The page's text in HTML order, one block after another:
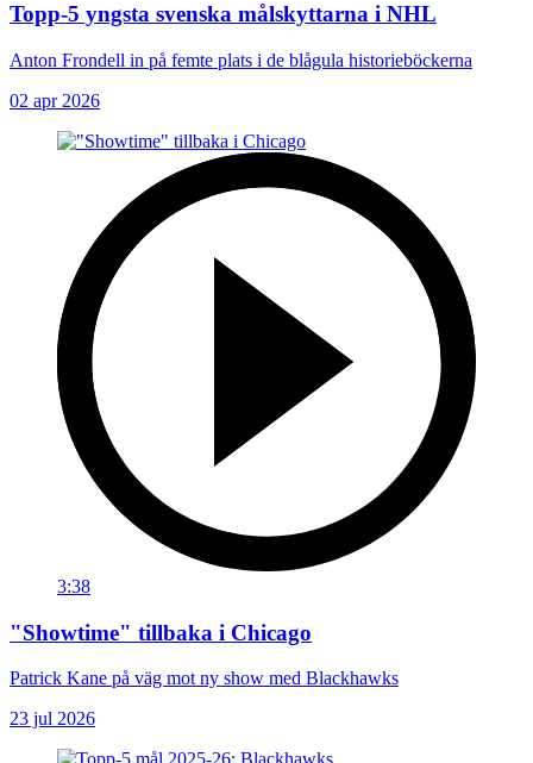
Topp-5 yngsta svenska målskyttarna i NHL
Anton Frondell in på femte plats i de blågula historieböckerna
02 apr 2026
3:38
"Showtime" tillbaka i Chicago
Patrick Kane på väg mot ny show med Blackhawks
23 jul 2026